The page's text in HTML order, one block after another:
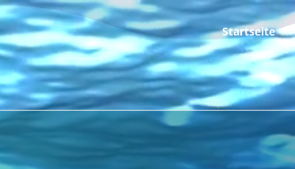
Startseite